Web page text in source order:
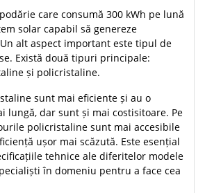
care consumă 300 kWh pe lună
solar capabil să genereze
alt aspect important este tipul de
Există două tipuri principale:
și policristaline.
sunt mai eficiente și au o
lungă, dar sunt și mai costisitoare. Pe
policristaline sunt mai accesibile
ușor mai scăzută. Este esențial
tehnice ale diferitelor modele
în domeniu pentru a face cea